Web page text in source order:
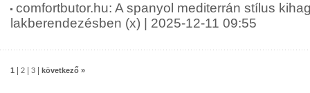
comfortbutor.hu: A spanyol mediterrán stílus
lakberendezésben (x) | 2025-12-11 09:55
1 2 3 következő »